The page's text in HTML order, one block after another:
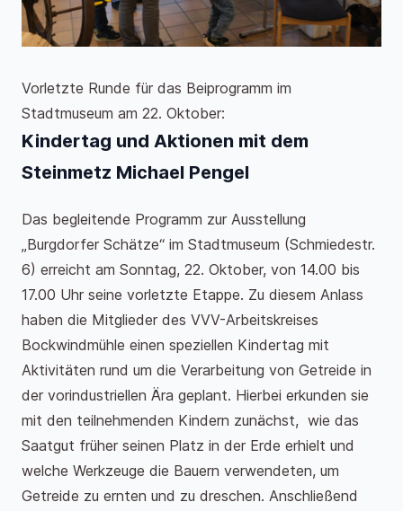
Vorletzte Runde für das Beiprogramm im
Stadtmuseum am 22. Oktober:
Kindertag und Aktionen mit dem
Steinmetz Michael Pengel
Das begleitende Programm zur Ausstellung
„Burgdorfer Schätze“ im Stadtmuseum (Schmiedestr.
6) erreicht am Sonntag, 22. Oktober, von 14.00 bis
17.00 Uhr seine vorletzte Etappe. Zu diesem Anlass
haben die Mitglieder des VVV-Arbeitskreises
Bockwindmühle einen speziellen Kindertag mit
Aktivitäten rund um die Verarbeitung von Getreide in
der vorindustriellen Ära geplant. Hierbei erkunden sie
mit den teilnehmenden Kindern zunächst, wie das
Saatgut früher seinen Platz in der Erde erhielt und
welche Werkzeuge die Bauern verwendeten, um
Getreide zu ernten und zu dreschen. Anschließend